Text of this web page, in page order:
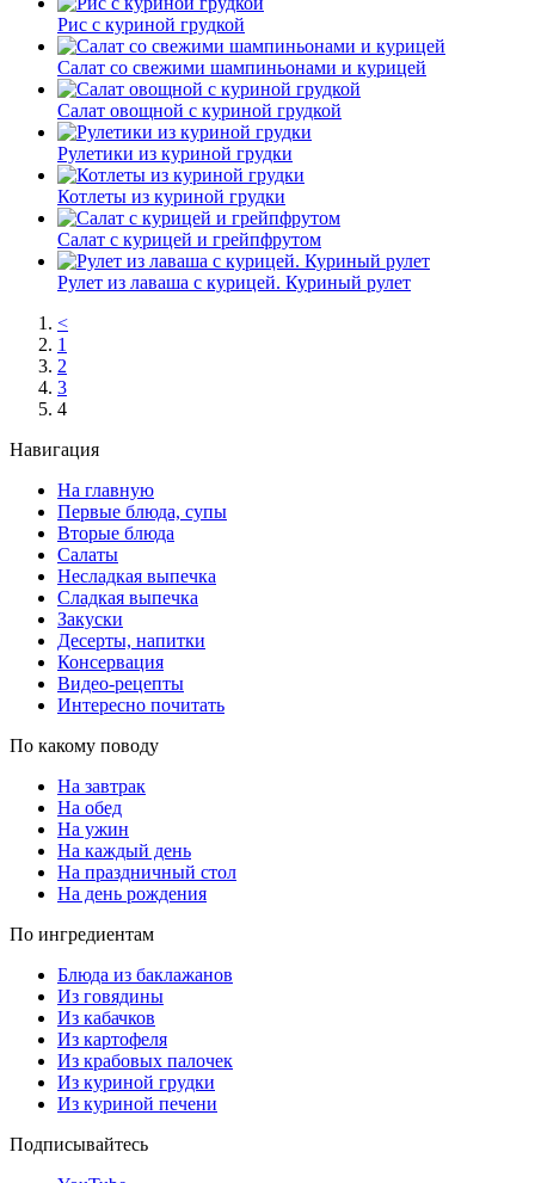
Рис с куриной грудкой
Салат со свежими шампиньонами и курицей
Салат овощной с куриной грудкой
Рулетики из куриной грудки
Котлеты из куриной грудки
Салат с курицей и грейпфрутом
Рулет из лаваша с курицей. Куриный рулет
<
1
2
3
4
Навигация
На главную
Первые блюда, супы
Вторые блюда
Салаты
Несладкая выпечка
Сладкая выпечка
Закуски
Десерты, напитки
Консервация
Видео-рецепты
Интересно почитать
По какому поводу
На завтрак
На обед
На ужин
На каждый день
На праздничный стол
На день рождения
По ингредиентам
Блюда из баклажанов
Из говядины
Из кабачков
Из картофеля
Из крабовых палочек
Из куриной грудки
Из куриной печени
Подписывайтесь